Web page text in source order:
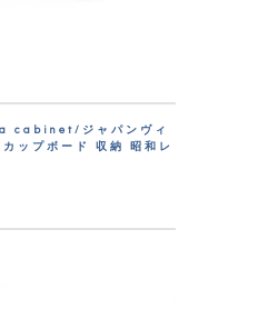
ジャパンヴィ
ップボード 収納 昭和レ